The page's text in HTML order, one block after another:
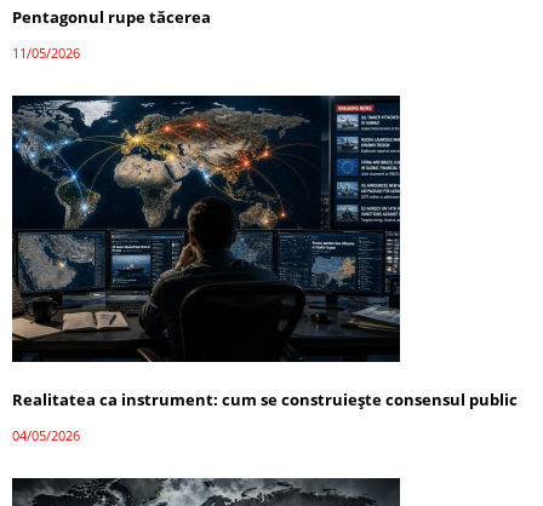
Pentagonul rupe tăcerea
11/05/2026
Realitatea ca instrument: cum se construiește consensul public
04/05/2026